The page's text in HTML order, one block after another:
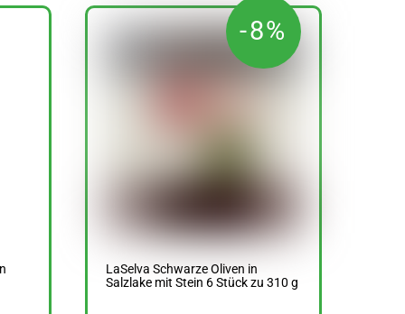
-8%
LaSelva Schwarze Oliven in
Salzlake mit Stein 6 Stück zu 310 g